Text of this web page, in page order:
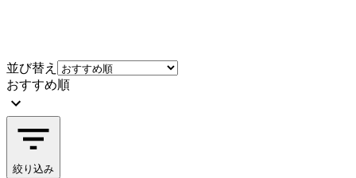
並び替え
おすすめ順
絞り込み